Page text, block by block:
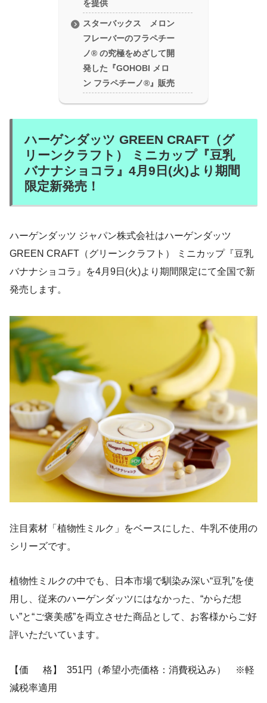
を提供
スターバックス メロン
フレーバーのフラペチー
ノ® の究極をめざして開
発した『GOHOBI メロ
ン フラペチーノ®』販売
ハーゲンダッツ GREEN CRAFT（グ
リーンクラフト） ミニカップ『豆乳
バナナショコラ』4月9日(火)より期間
限定新発売！
ハーゲンダッツ ジャパン株式会社はハーゲンダッツ
GREEN CRAFT（グリーンクラフト） ミニカップ『豆乳
バナナショコラ』を4月9日(火)より期間限定にて全国で新
発売します。
注目素材「植物性ミルク」をベースにした、牛乳不使用の
シリーズです。
植物性ミルクの中でも、日本市場で馴染み深い“豆乳”を使
用し、従来のハーゲンダッツにはなかった、“からだ想
い”と“ご褒美感”を両立させた商品として、お客様からご好
評いただいています。
【価 格】 351円（希望小売価格：消費税込み） ※軽
減税率適用